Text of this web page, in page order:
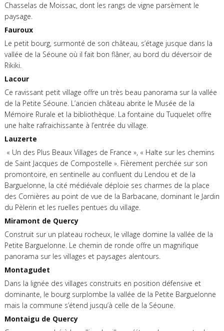
Chasselas de Moissac, dont les rangs de vigne parsèment le
paysage.
Fauroux
Le petit bourg, surmonté de son château, s’étage jusque dans la
vallée de la Séoune où il fait bon flâner, au bord du déversoir de
Rikiki.
Lacour
Ce ravissant petit village offre un très beau panorama sur la vallée
de la Petite Séoune. L’ancien château abrite le Musée de la
Mémoire Rurale et la bibliothèque. La fontaine du Tuquelet offre
une halte rafraichissante à l’entrée du village.
Lauzerte
« Un des Plus Beaux Villages de France », « Halte sur les chemins
de Saint Jacques de Compostelle ». Fièrement perchée sur son
promontoire, en sentinelle au confluent du Lendou et de la
Barguelonne, la cité médiévale déploie ses charmes de la place
des Cornières au point de vue de la Barbacane, dominant le Jardin
du Pèlerin et les ruelles pentues du village.
Miramont de Quercy
Construit sur un plateau rocheux, le village domine la vallée de la
Petite Barguelonne. Le chemin de ronde offre un magnifique
panorama sur les villages et paysages alentours.
Montagudet
Dans la lignée des villages construits en position défensive et
dominante, le bourg surplombe la vallée de la Petite Barguelonne
mais la commune s’étend jusqu’à celle de la Séoune.
Montaigu de Quercy